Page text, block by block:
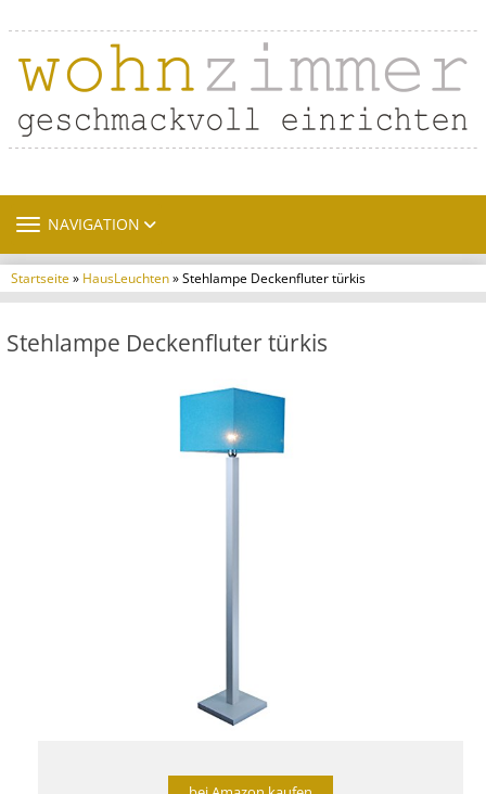
TOGGLE NAVIGATION
NAVIGATION
Startseite» HausLeuchten» Stehlampe Deckenfluter türkis
Stehlampe Deckenfluter türkis